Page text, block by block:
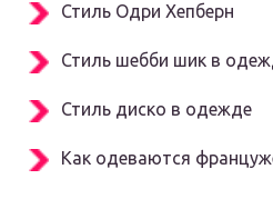
Стиль Одри Хепберн
Стиль шебби шик в
Стиль диско в одежде
Как одеваются